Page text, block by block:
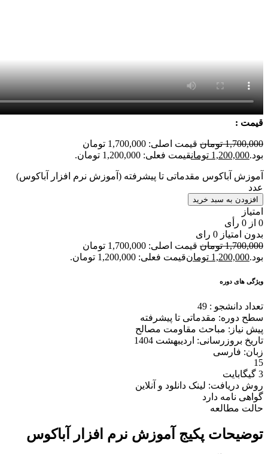
قیمت :
1,700,000 تومان
قیمت اصلی: 1,700,000 تومان
بود.1,200,000 تومانقیمت فعلی: 1,200,000 تومان.
آموزش آباکوس مقدماتی تا پیشرفته (آموزش نرم افزار آباکوس)
عدد
افزودن به سبد خرید
امتیاز
0 از 0 رأی
بدون امتیاز 0 رای
1,700,000 تومان
قیمت اصلی: 1,700,000 تومان
بود.1,200,000 تومانقیمت فعلی: 1,200,000 تومان.
ویژگی های دوره
تعداد دانشجو : 49
سطح دوره: مقدماتی تا پیشرفته
پیش نیاز: مباحث مقاومت مصالح
تاریخ بروزرسانی: اردیبهشت 1404
زبان: فارسی
15
3 گیگابایت
روش دریافت: لینک دانلود و آنلاین
گواهی نامه دارد
حالت مطالعه
توضیحات پکیج آموزش نرم افزار آباکوس